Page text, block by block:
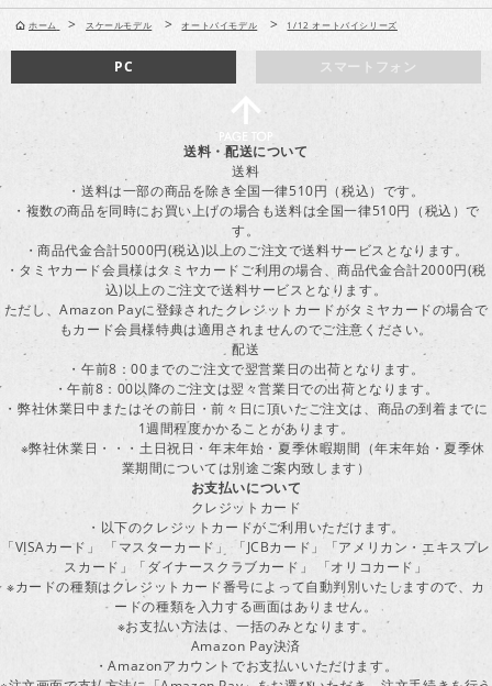
ホーム > スケールモデル > オートバイモデル > 1/12 オートバイシリーズ
スマートフォン
PC
送料・配送について
送料
・送料は一部の商品を除き全国一律510円（税込）です。
・複数の商品を同時にお買い上げの場合も送料は全国一律510円（税込）で
す。
・商品代金合計5000円(税込)以上のご注文で送料サービスとなります。
・タミヤカード会員様はタミヤカードご利用の場合、商品代金合計2000円(税
込)以上のご注文で送料サービスとなります。
ただし、Amazon Payに登録されたクレジットカードがタミヤカードの場合で
もカード会員様特典は適用されませんのでご注意ください。
配送
・午前8：00までのご注文で翌営業日の出荷となります。
・午前8：00以降のご注文は翌々営業日での出荷となります。
・弊社休業日中またはその前日・前々日に頂いたご注文は、商品の到着までに
1週間程度かかることがあります。
※弊社休業日・・・土日祝日・年末年始・夏季休暇期間（年末年始・夏季休
業期間については別途ご案内致します）
お支払いについて
クレジットカード
・以下のクレジットカードがご利用いただけます。
「VISAカード」 「マスターカード」 「JCBカード」「アメリカン・エキスプレ
スカード」「ダイナースクラブカード」 「オリコカード」
※カードの種類はクレジットカード番号によって自動判別いたしますので、カ
ードの種類を入力する画面はありません。
※お支払い方法は、一括のみとなります。
Amazon Pay決済
・Amazonアカウントでお支払いいただけます。